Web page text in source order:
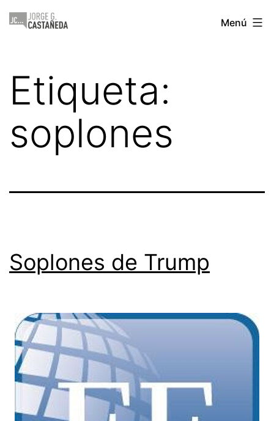
Saltar
Jorge
Menú
Etiqueta:
soplones
Soplones de Trump